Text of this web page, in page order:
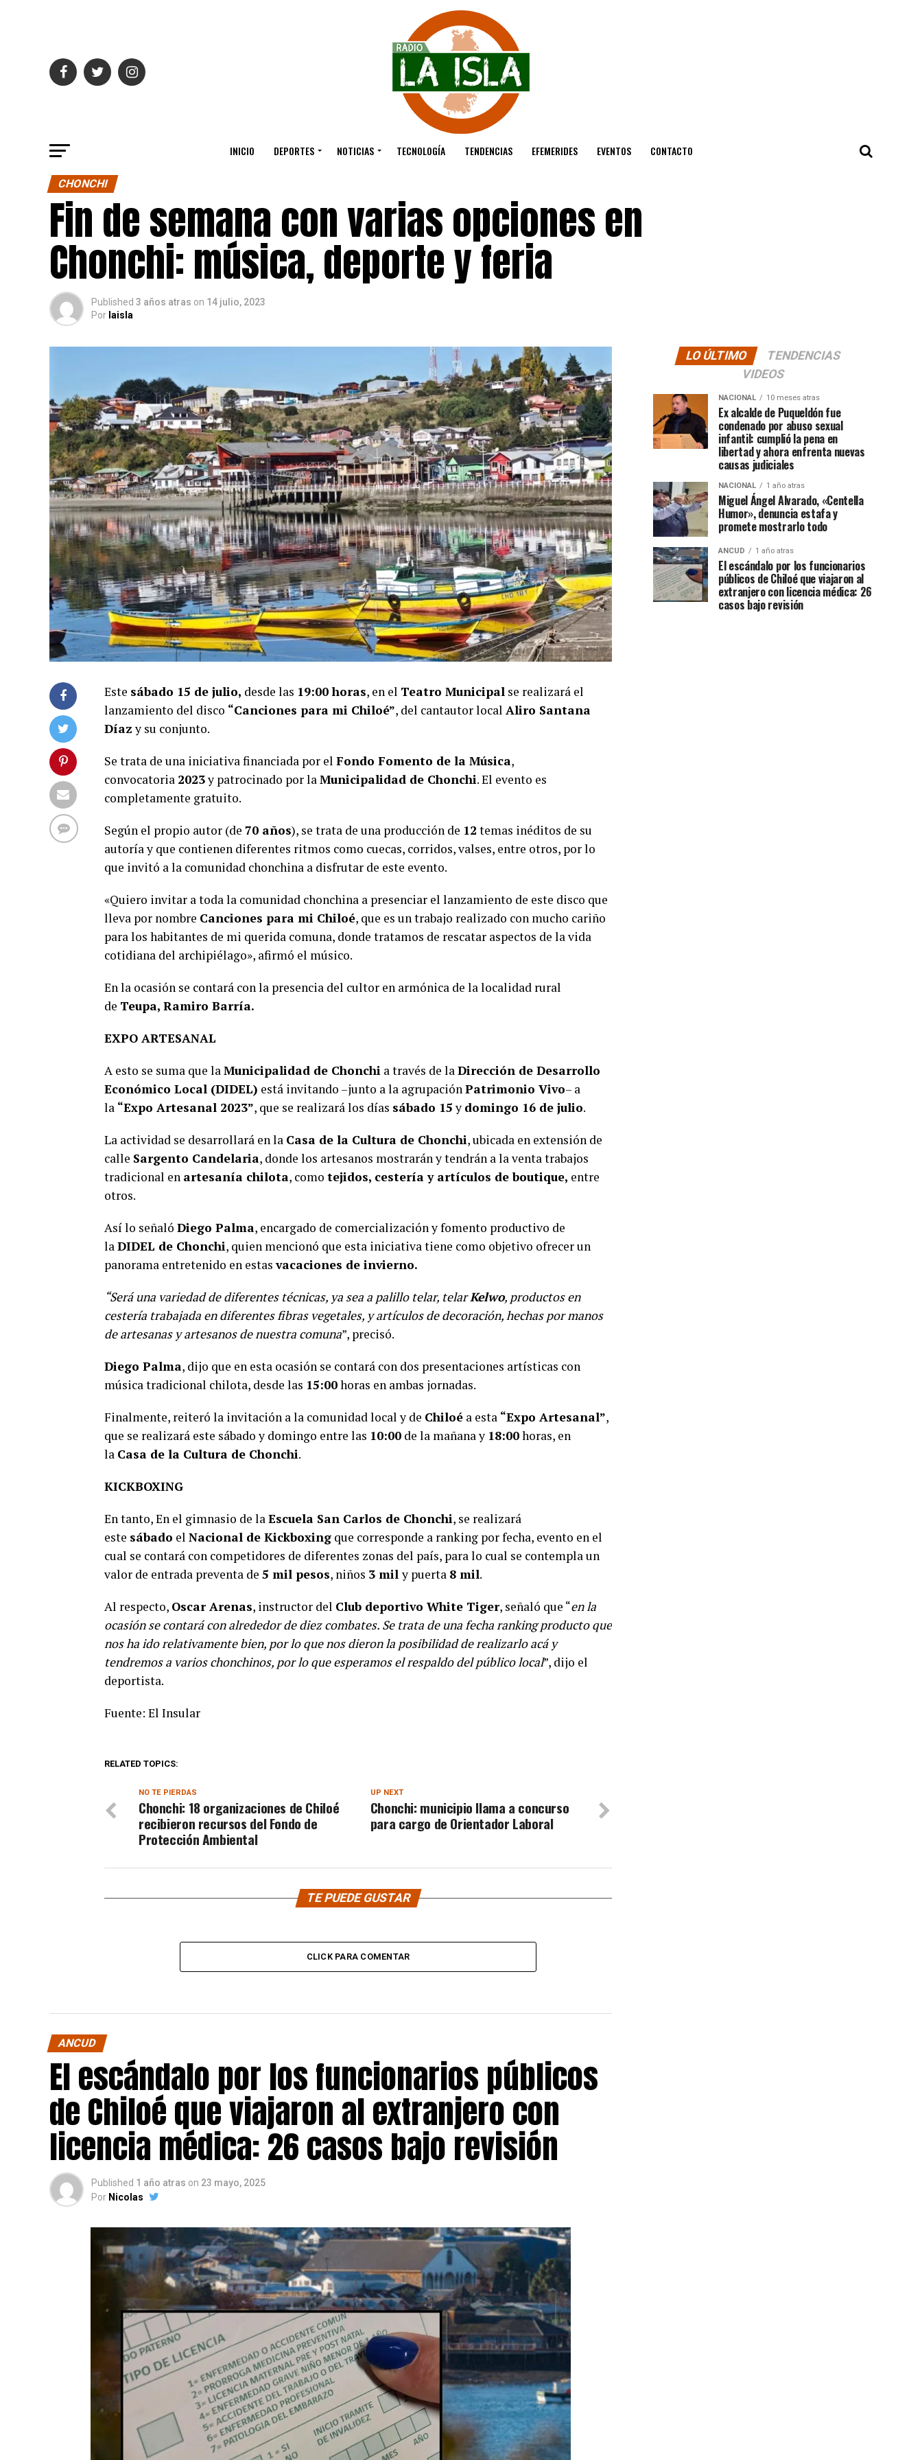
INICIO DEPORTES NOTICIAS TECNOLOGÍA TENDENCIAS EFEMERIDES EVENTOS CONTACTO
CHONCHI
Fin de semana con varias opciones en
Chonchi: música, deporte y feria
Published 3 años atras on 14 julio, 2023
Por laisla
Este sábado 15 de julio, desde las 19:00 horas, en el Teatro Municipal se realizará el
lanzamiento del disco “Canciones para mi Chiloé”, del cantautor local Aliro Santana
Díazy su conjunto.
Se trata de una iniciativa financiada por el Fondo Fomento de la Música,
convocatoria 2023y patrocinado por laMunicipalidad de Chonchi. El evento es
completamente gratuito.
Según el propio autor (de 70 años), se trata de una producción de 12 temas inéditos de su
autoría y que contienen diferentes ritmos como cuecas, corridos, valses, entre otros, por lo
que invitó a la comunidad chonchina a disfrutar de este evento.
«Quiero invitar a toda la comunidad chonchina a presenciar el lanzamiento de este disco que
lleva por nombre Canciones para mi Chiloé, que es un trabajo realizado con mucho cariño
para los habitantes de mi querida comuna, donde tratamos de rescatar aspectos de la vida
cotidiana del archipiélago», afirmó el músico.
En la ocasión se contará con la presencia del cultor en armónica de la localidad rural
de Teupa, Ramiro Barría.
EXPO ARTESANAL
A esto se suma que laMunicipalidad de Chonchi a través de laDirección de Desarrollo
Económico Local (DIDEL) está invitando –junto a la agrupaciónPatrimonio Vivo– a
la “Expo Artesanal 2023”, que se realizará los días sábado 15y domingo 16 de julio.
La actividad se desarrollará en la Casa de la Cultura de Chonchi, ubicada en extensión de
calle Sargento Candelaria, donde los artesanos mostrarán y tendrán a la venta trabajos
tradicional en artesanía chilota, como tejidos, cestería y artículos de boutique, entre
otros.
Así lo señaló Diego Palma, encargado de comercialización y fomento productivo de
laDIDEL de Chonchi, quien mencionó que esta iniciativa tiene como objetivo ofrecer un
panorama entretenido en estasvacaciones de invierno.
“Será una variedad de diferentes técnicas, ya sea a palillo telar, telarKelwo, productos en
cestería trabajada en diferentes fibras vegetales, y artículos de decoración, hechas por manos
de artesanas y artesanos de nuestra comuna”, precisó.
Diego Palma, dijo que en esta ocasión se contará con dos presentaciones artísticas con
música tradicional chilota, desde las 15:00horas en ambas jornadas.
Finalmente, reiteró la invitación a la comunidad local y de Chiloé a esta “Expo Artesanal”,
que se realizará este sábado y domingo entre las 10:00 de la mañana y 18:00horas, en
la Casa de la Cultura de Chonchi.
KICKBOXING
En tanto, En el gimnasio de laEscuela San Carlos de Chonchi, se realizará
este sábado el Nacional de Kickboxing que corresponde a ranking por fecha, evento en el
cual se contará con competidores de diferentes zonas del país, para lo cual se contempla un
valor de entrada preventa de 5 mil pesos, niños 3 mily puerta 8 mil.
Al respecto, Oscar Arenas, instructor del Club deportivo White Tiger, señaló que “en la
ocasión se contará con alrededor de diez combates. Se trata de una fecha ranking producto que
nos ha ido relativamente bien, por lo que nos dieron la posibilidad de realizarlo acá y
tendremos a varios chonchinos, por lo que esperamos el respaldo del público local”, dijo el
deportista.
Fuente: El Insular
RELATED TOPICS:
UP NEXT
Chonchi: municipio llama a concurso
para cargo de Orientador Laboral
NO TE PIERDAS
Chonchi: 18 organizaciones de Chiloé
recibieron recursos del Fondo de
Protección Ambiental
TE PUEDE GUSTAR
CLICK PARA COMENTAR
ANCUD
El escándalo por los funcionarios públicos
de Chiloé que viajaron al extranjero con
licencia médica: 26 casos bajo revisión
Published 1 año atras on 23 mayo, 2025
Por Nicolas
LO ÚLTIMO
TENDENCIAS
VIDEOS
NACIONAL 10 meses atras
Ex alcalde de Puqueldón fue
condenado por abuso sexual
infantil: cumplió la pena en
libertad y ahora enfrenta nuevas
causas judiciales
NACIONAL 1 año atras
Miguel Ángel Alvarado, «Centella
Humor», denuncia estafa y
promete mostrarlo todo
ANCUD 1 año atras
El escándalo por los funcionarios
públicos de Chiloé que viajaron al
extranjero con licencia médica: 26
casos bajo revisión